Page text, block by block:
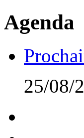
Agenda
25/08/